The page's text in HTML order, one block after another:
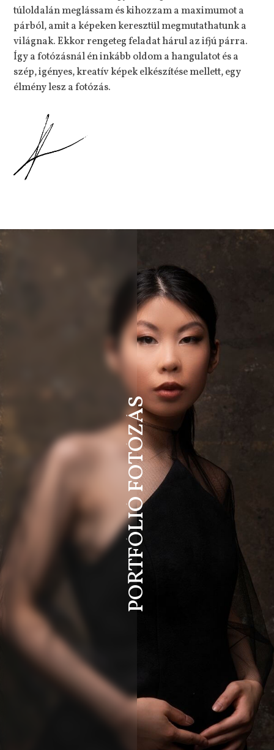
túloldalán meglássam és kihozzam a maximumot a
párból, amit a képeken keresztül megmutathatunk a
világnak. Ekkor rengeteg feladat hárul az ifjú párra.
Így a fotózásnál én inkább oldom a hangulatot és a
szép, igényes, kreatív képek elkészítése mellett, egy
élmény lesz a fotózás.
PORTFÓLIÓ FOTÓZÁS